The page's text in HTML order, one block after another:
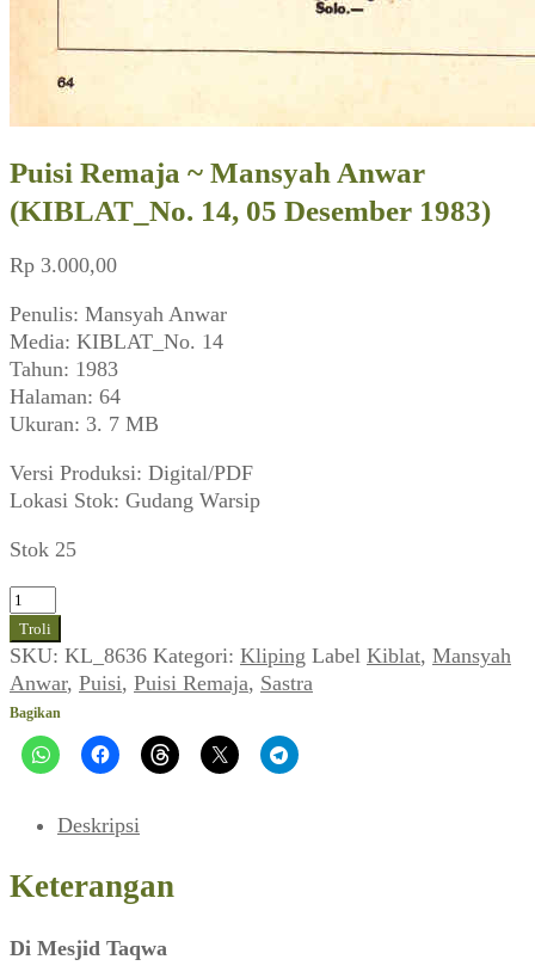
Puisi Remaja ~ Mansyah Anwar
(KIBLAT_No. 14, 05 Desember 1983)
Rp 3.000,00
Penulis: Mansyah Anwar
Media: KIBLAT_No. 14
Tahun: 1983
Halaman: 64
Ukuran: 3. 7 MB
Versi Produksi: Digital/PDF
Lokasi Stok: Gudang Warsip
Stok 25
Kuantitas
Puisi
Remaja
~
Mansyah
Anwar
(KIBLAT_No.
1983)
Troli
SKU: KL_8636 Kategori: Kliping Label Kiblat, Mansyah
Anwar, Puisi, Puisi Remaja, Sastra
Bagikan
Deskripsi
Keterangan
Di Mesjid Taqwa